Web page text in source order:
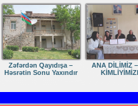
Zəfərdən Qayıdışa –
Həsrətin Sonu Yaxındır
ANA DİLİMİZ